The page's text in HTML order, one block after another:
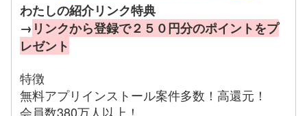
わたしの紹介リンク特典
→ リンクから登録で２５０円分のポイントをプ
レゼント
特徴
無料アプリインストール案件多数！高還元！
会員数380万人以上！